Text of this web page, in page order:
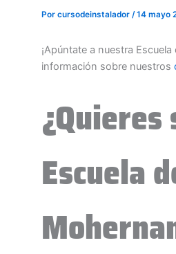
Por cursodeinstalador /14 mayo
¡Apúntate a nuestra
información sobre nuestros
Escuela